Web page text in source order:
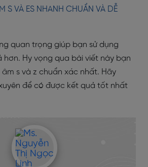
S VÀ ES NHANH CHUẨN VÀ DỄ
quan trọng giúp bạn sử dụng
hơn. Hy vọng qua bài viết này bạn
s và z chuẩn xác nhất. Hãy
để có được kết quả tốt nhất